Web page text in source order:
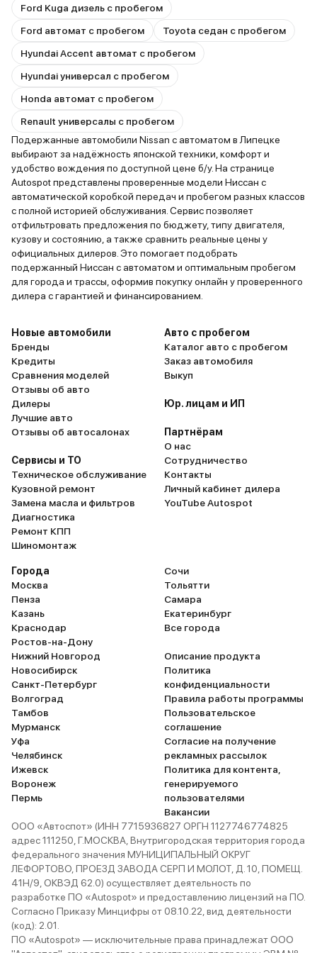
Ford Kuga дизель с пробегом
Ford автомат с пробегом
Toyota седан с пробегом
Hyundai Accent автомат с пробегом
Hyundai универсал с пробегом
Honda автомат с пробегом
Renault универсалы с пробегом
Подержанные автомобили Nissan с автоматом в Липецке
выбирают за надёжность японской техники, комфорт и
удобство вождения по доступной цене б/у. На странице
Autospot представлены проверенные модели Ниссан с
автоматической коробкой передач и пробегом разных классов
с полной историей обслуживания. Сервис позволяет
отфильтровать предложения по бюджету, типу двигателя,
кузову и состоянию, а также сравнить реальные цены у
официальных дилеров. Это помогает подобрать
подержанный Ниссан с автоматом и оптимальным пробегом
для города и трассы, оформив покупку онлайн у проверенного
дилера с гарантией и финансированием.
Новые автомобили
Бренды
Кредиты
Сравнения моделей
Отзывы об авто
Дилеры
Лучшие авто
Отзывы об автосалонах
Сервисы и ТО
Техническое обслуживание
Кузовной ремонт
Замена масла и фильтров
Диагностика
Ремонт КПП
Шиномонтаж
Авто с пробегом
Каталог авто с пробегом
Заказ автомобиля
Выкуп
Юр. лицам и ИП
Партнёрам
О нас
Сотрудничество
Контакты
Личный кабинет дилера
YouTube Autospot
Города
Москва
Пенза
Казань
Краснодар
Ростов-на-Дону
Нижний Новгород
Новосибирск
Санкт-Петербург
Волгоград
Тамбов
Мурманск
Уфа
Челябинск
Ижевск
Воронеж
Пермь
Сочи
Тольятти
Самара
Екатеринбург
Все города
Описание продукта
Политика
конфиденциальности
Правила работы программы
Пользовательское
соглашение
Согласие на получение
рекламных рассылок
Политика для контента,
генерируемого
пользователями
Вакансии
ООО «Автоспот» (ИНН 7715936827 ОРГН 1127746774825
адрес 111250, Г.МОСКВА, Внутригородская территория города
федерального значения МУНИЦИПАЛЬНЫЙ ОКРУГ
ЛЕФОРТОВО, ПРОЕЗД ЗАВОДА СЕРП И МОЛОТ, Д. 10, ПОМЕЩ.
41Н/9, ОКВЭД 62.0) осуществляет деятельность по
разработке ПО «Autospot» и предоставлению лицензий на ПО.
Согласно Приказу Минцифры от 08.10.22, вид деятельности
(код): 2.01.
ПО «Autospot» — исключительные права принадлежат ООО